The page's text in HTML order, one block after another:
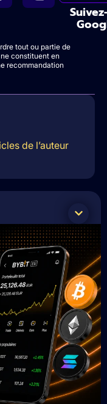
tout ou partie de
constituent en
recommandation
de l’auteur